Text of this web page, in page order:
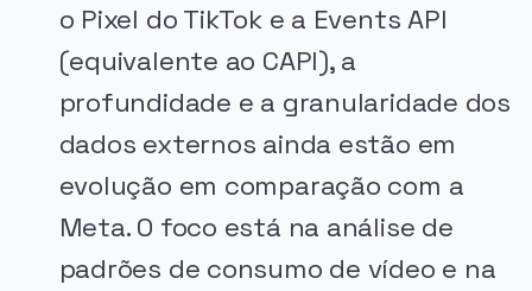
o Pixel do TikTok e a Events API
(equivalente ao CAPI), a
profundidade e a granularidade dos
dados externos ainda estão em
evolução em comparação com a
Meta. O foco está na análise de
padrões de consumo de vídeo e na